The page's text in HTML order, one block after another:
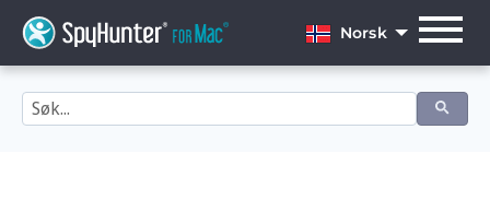
content
Norsk
English